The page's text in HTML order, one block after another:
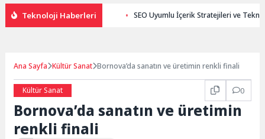
Teknoloji Haberleri SEO Uyumlu İçerik Stratejileri ve
Ana Sayfa Kültür Sanat Bornova’da sanatın ve üretimin renkli finali
Kültür Sanat 0
Bornova’da sanatın ve üretimin
renkli finali